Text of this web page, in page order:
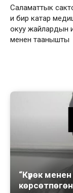
Саламаттык
и бир катар
окуу жайлардын
менен таанышты
“Күрөк менен